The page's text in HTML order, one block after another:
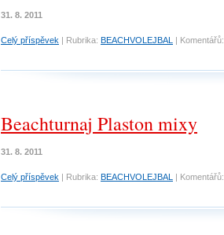
31. 8. 2011
Celý příspěvek | Rubrika: BEACHVOLEJBAL | Komentářů:
Beachturnaj Plaston mixy
31. 8. 2011
Celý příspěvek | Rubrika: BEACHVOLEJBAL | Komentářů: